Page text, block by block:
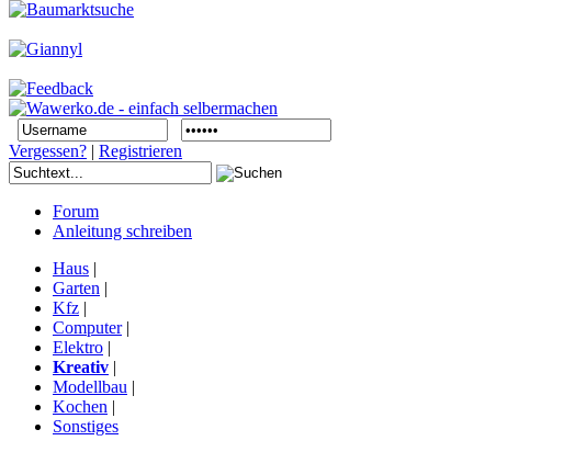
Vergessen? | Registrieren
Forum
Anleitung schreiben
Haus |
Garten |
Kfz |
Computer|
Elektro |
Kreativ |
Modellbau |
Kochen |
Sonstiges